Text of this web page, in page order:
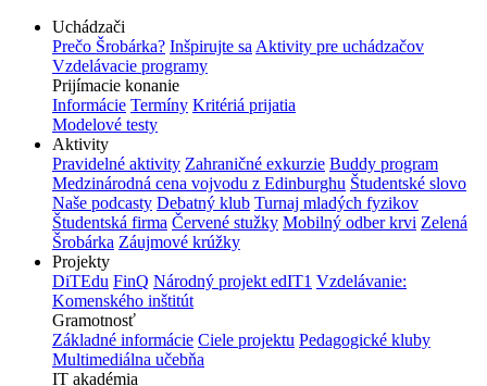
Uchádzači
Prečo Šrobárka? Inšpirujte sa Aktivity pre uchádzačov
Vzdelávacie programy
Prijímacie konanie
Informácie Termíny Kritériá prijatia
Modelové testy
Aktivity
Pravidelné aktivity Zahraničné exkurzie Buddy program
Medzinárodná cena vojvodu z Edinburghu Študentské slovo
Naše podcasty Debatný klub Turnaj mladých fyzikov
Študentská firma Červené stužky Mobilný odber krvi Zelená
Šrobárka Záujmové krúžky
Projekty
DiTEdu FinQ Národný projekt edIT1 Vzdelávanie:
Komenského inštitút
Gramotnosť
Základné informácie Ciele projektu Pedagogické kluby
Multimediálna učebňa
IT akadémia